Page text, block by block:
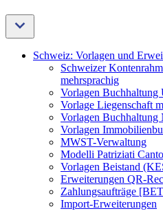
Schweiz: Vorlagen und
Schweizer
mehrsprachig
Vorlagen Buchhaltung
Vorlage Liegenschaft
Vorlagen Buchhaltung
Vorlagen
MWST-Verwaltung
Modelli Patriziati
Vorlagen Beistand
Erweiterungen QR-
Zahlungsaufträge
Import-Erweiterungen